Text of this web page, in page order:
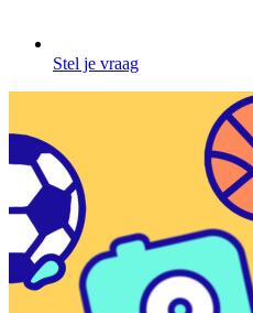
Stel je vraag